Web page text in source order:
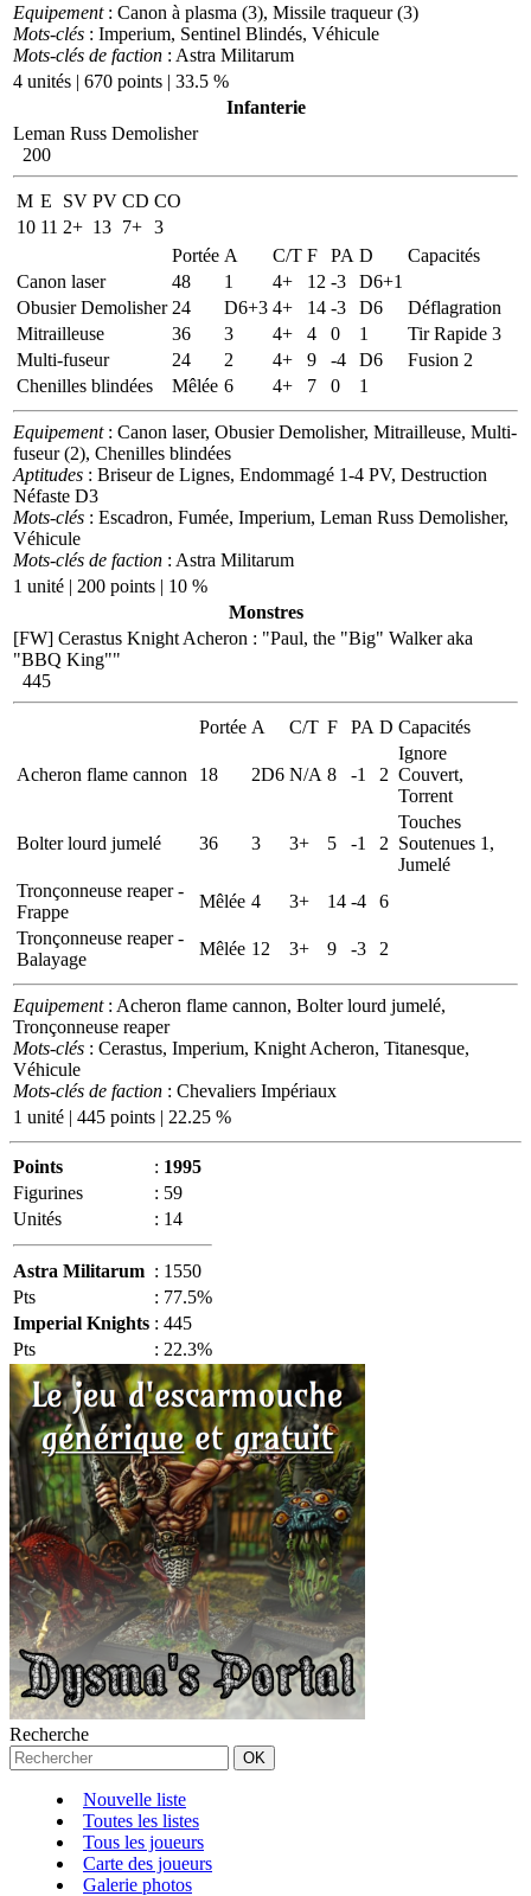
Equipement: Canon à plasma (3), Missile traqueur (3)
Mots-clés : Imperium, Sentinel Blindés, Véhicule
Mots-clés de faction : Astra Militarum
4 unités | 670 points | 33.5 %
Infanterie
Leman Russ Demolisher
200
M E SV PV CD CO
10 11 2+ 13 7+ 3
Portée A C/T F PA D
Capacités
Canon laser
48 1 4+ 12 -3
D6+1
Obusier Demolisher 24 D6+3 4+ 14 -3 D6
Déflagration
Mitrailleuse
36 3 4+ 4 0 1
Tir Rapide 3
Multi-fuseur
24 2 4+ 9 -4 D6
Fusion 2
Chenilles blindées
Mêlée 6 4+ 7 0 1
Equipement: Canon laser, Obusier Demolisher, Mitrailleuse, Multi-
fuseur (2), Chenilles blindées
Aptitudes : Briseur de Lignes, Endommagé 1-4 PV, Destruction
Néfaste D3
Mots-clés : Escadron, Fumée, Imperium, Leman Russ Demolisher,
Véhicule
Mots-clés de faction : Astra Militarum
1 unité | 200 points | 10 %
Monstres
[FW] Cerastus Knight Acheron : "Paul, the "Big" Walker aka
"BBQ King""
445
Portée A C/T F PA D Capacités
Acheron flame cannon 18 2D6 N/A 8 -1 2
Ignore
Couvert,
Torrent
Bolter lourd jumelé 36 3 3+ 5 -1 2
Touches
Soutenues 1,
Jumelé
Tronçonneuse reaper -
Frappe
Mêlée 4 3+ 14 -4
6
Tronçonneuse reaper -
Balayage
Mêlée 12 3+ 9 -3 2
Equipement: Acheron flame cannon, Bolter lourd jumelé,
Tronçonneuse reaper
Mots-clés : Cerastus, Imperium, Knight Acheron, Titanesque,
Véhicule
Mots-clés de faction : Chevaliers Impériaux
1 unité | 445 points | 22.25 %
Points : 1995
Figurines
: 59
Unités
: 14
Astra Militarum : 1550
Pts
: 77.5%
Imperial Knights : 445
Pts
: 22.3%
Recherche
Nouvelle liste
Toutes les listes
Tous les joueurs
Carte des joueurs
Galerie photos